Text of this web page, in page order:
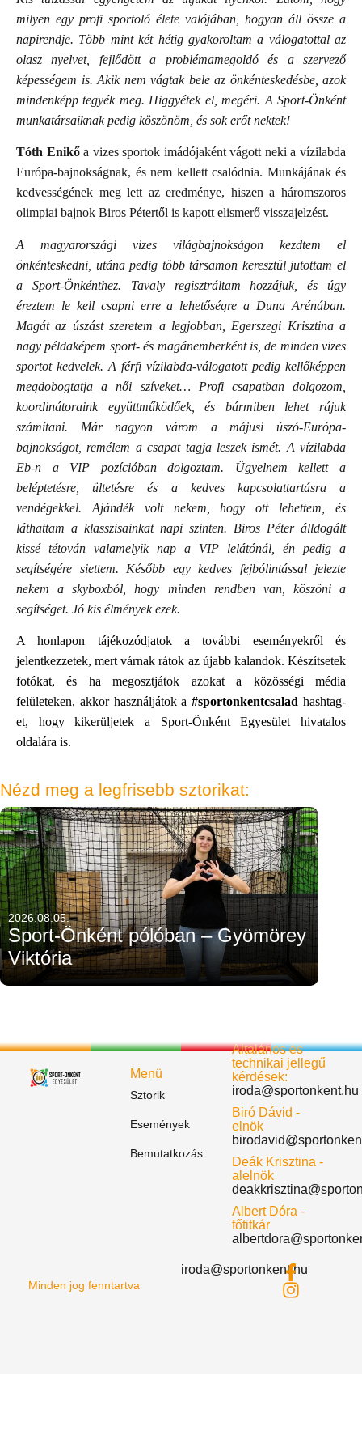
milyen egy profi sportoló élete valójában, hogyan áll össze a
napirendje. Több mint két hétig gyakoroltam a válogatottal az
olasz nyelvet, fejlődött a problémamegoldó és a szervező
képességem is. Akik nem vágtak bele az önkénteskedésbe, azok
mindenképp tegyék meg. Higgyétek el, megéri. A Sport-Önként
munkatársaiknak pedig köszönöm, és sok erőt nektek!
Tóth Enikőa vizes sportok imádójaként vágott neki a vízilabda
Európa-bajnokságnak, és nem kellett csalódnia. Munkájának és
kedvességének meg lett az eredménye, hiszen a háromszoros
olimpiai bajnok Biros Pétertől is kapott elismerő visszajelzést.
A magyarországi vizes világbajnokságon kezdtem el
önkénteskedni, utána pedig több társamon keresztül jutottam el
a Sport-Önkénthez. Tavaly regisztráltam hozzájuk, és úgy
éreztem le kell csapni erre a lehetőségre a Duna Arénában.
Magát az úszást szeretem a legjobban, Egerszegi Krisztina a
nagy példaképem sport- és magánemberként is, de minden vizes
sportot kedvelek. A férfi vízilabda-válogatott pedig kellőképpen
megdobogtatja a női szíveket… Profi csapatban dolgozom,
koordinátoraink együttműködőek, és bármiben lehet rájuk
számítani. Már nagyon várom a májusi úszó-Európa-
bajnokságot, remélem a csapat tagja leszek ismét. A vízilabda
Eb-n a VIP pozícióban dolgoztam. Ügyelnem kellett a
beléptetésre, ültetésre és a kedves kapcsolattartásra a
vendégekkel. Ajándék volt nekem, hogy ott lehettem, és
láthattam a klasszisainkat napi szinten. Biros Péter álldogált
kissé tétován valamelyik nap a VIP lelátónál, én pedig a
segítségére siettem. Később egy kedves fejbólintással jelezte
nekem a skyboxból, hogy minden rendben van, köszöni a
segítséget. Jó kis élmények ezek.
A honlapon tájékozódjatok a további eseményekről és
jelentkezzetek, mert várnak rátok az újabb kalandok. Készítsetek
fotókat, és ha megosztjátok azokat a közösségi média
felületeken, akkor használjátok a#sportonkentcsaladhashtag-
et, hogy kikerüljetek a Sport-Önként Egyesület hivatalos
oldalára is.
Nézd meg a legfrisebb sztorikat:
2026.08.05.
Sport-Önként pólóban – Gyömörey
Viktória
Menü
Sztorik
Események
Bemutatkozás
Általános és
technikai jellegű
kérdések:
iroda@sportonkent.hu
Biró Dávid -
elnök
Deák Krisztina -
alelnök
Albert Dóra -
főtitkár
Minden jog fenntartva
iroda@sportonkent.hu